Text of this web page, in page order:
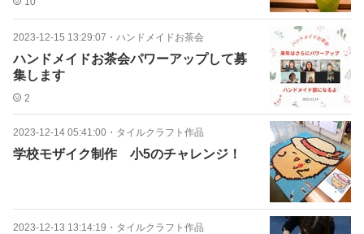
2023-12-15 13:29:07 ・ ハンドメイドお茶会
ハンドメイドお茶会パワーアップして募
集します
2
2023-12-14 05:41:00 ・ タイルクラフト作品
学校モザイク制作 小5のチャレンジ！
2023-12-13 13:14:19 ・ タイルクラフト作品